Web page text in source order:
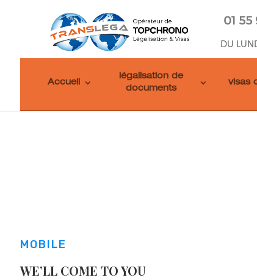
01 55
DU
Accueil
légalisation de
documents
visas
MOBILE
WE’LL COME TO YOU